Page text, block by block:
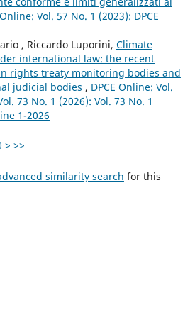
Vol. 57 No. 1 (2023): DPCE
, Riccardo Luporini, Climate
international law: the recent
rights treaty monitoring bodies and
judicial bodies , DPCE Online: Vol.
73 No. 1 (2026): Vol. 73 No. 1
1-2026
> >>
similarity search for this